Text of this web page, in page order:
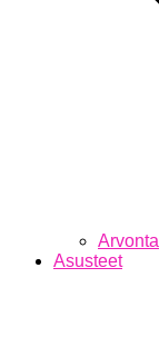
Arvonta
Asusteet